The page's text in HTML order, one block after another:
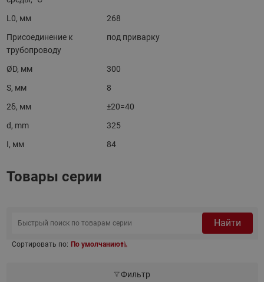
L0, мм
268
Присоединение к
трубопроводу
под приварку
ØD, мм
300
S, мм
8
2δ, мм
±20=40
d, mm
325
I, мм
84
Товары серии
Найти
Сортировать по: По умолчанию
Фильтр